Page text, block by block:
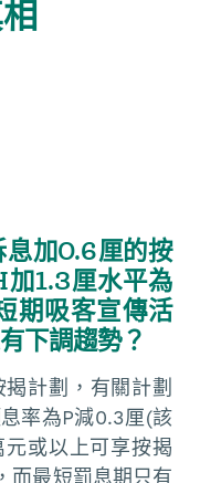
息加0.6厘的按
加1.3厘水平為
期吸客宣傳活
下調趨勢？
計劃，有關計劃
率為P減0.3厘(該
或以上可享按揭
而最短罰息期只有